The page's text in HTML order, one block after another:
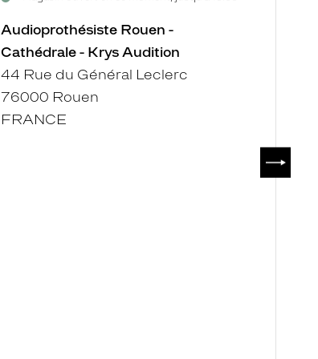
Audioprothésiste Rouen -
Cathédrale - Krys Audition
44 Rue du Général Leclerc
76000 Rouen
FRANCE